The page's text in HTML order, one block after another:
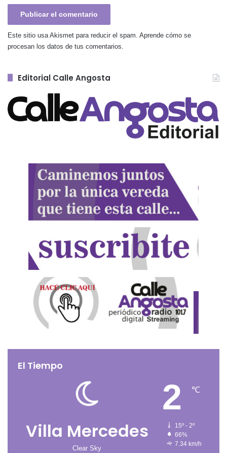
Este sitio usa Akismet para reducir el spam. Aprende cómo se
procesan los datos de tus comentarios.
Editorial Calle Angosta
El Tiempo
Villa Mercedes
Clear Sky
2 ℃
15º - 2º
66%
7.34 km/h